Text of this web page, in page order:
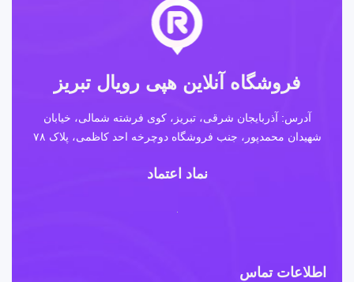
فروشگاه آنلاین هپی رویال تبریز
آدرس: آذربایجان شرقی، تبریز، کوی فرشته شمالی، خیابان
شهیدان محمدپور، جنب فروشگاه دوچرخه احد کاظمی، پلاک ۷۸
نماد اعتماد
اطلاعات تماس